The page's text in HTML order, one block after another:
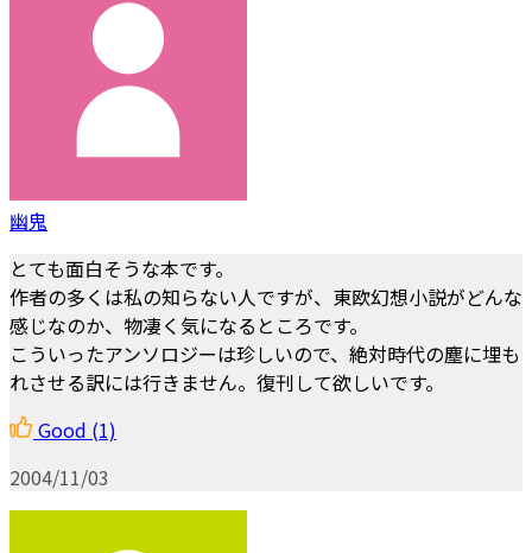
幽鬼
とても面白そうな本です。
作者の多くは私の知らない人ですが、東欧幻想小説がどんな
感じなのか、物凄く気になるところです。
こういったアンソロジーは珍しいので、絶対時代の塵に埋も
れさせる訳には行きません。復刊して欲しいです。
Good (1)
2004/11/03